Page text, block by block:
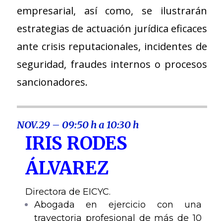
empresarial, así como, se ilustrarán
estrategias de actuación jurídica eficaces
ante crisis reputacionales, incidentes de
seguridad, fraudes internos o procesos
sancionadores.
NOV.29 – 09:50 h a 10:30 h
IRIS RODES
ÁLVAREZ
Directora de EICYC.
Abogada en ejercicio con una
trayectoria profesional de más de 10